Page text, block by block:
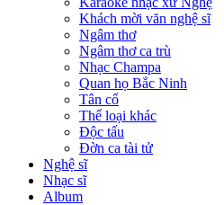
Khách mời văn nghệ sĩ
Ngâm thơ
Ngâm thơ ca trù
Nhạc Champa
Quan họ Bắc Ninh
Tân cổ
Thể loại khác
Độc tấu
Đờn ca tài tử
Nghệ sĩ
Nhạc sĩ
Album